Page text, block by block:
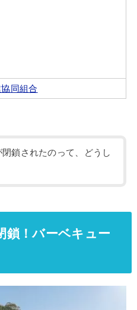
同組合
鎖されたのって、どうし
鎖！バーベキュー